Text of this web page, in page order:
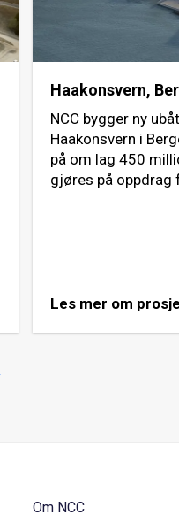
Haakonsvern,
NCC bygger ny
Haakonsvern i
på om lag 450
gjøres på oppdrag
Les mer om
Om NCC